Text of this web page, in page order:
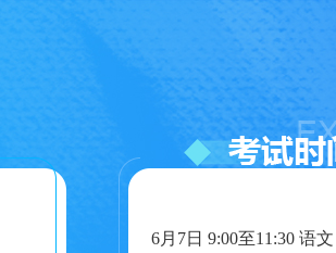
6月7日 9:00至11:30 语